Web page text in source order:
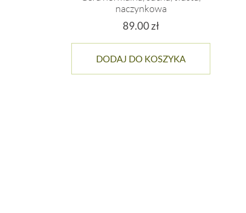
naczynkowa
89.00zł
DODAJ DO KOSZYKA